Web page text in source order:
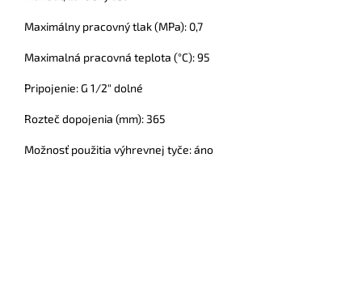
Maximálny pracovný tlak (MPa): 0,7
Maximalná pracovná teplota (°C): 95
Pripojenie: G 1/2" dolné
Rozteč dopojenia (mm): 365
Možnosť použitia výhrevnej tyče: áno